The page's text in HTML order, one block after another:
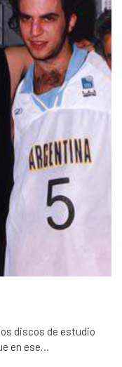
discos de estudio
en ese…